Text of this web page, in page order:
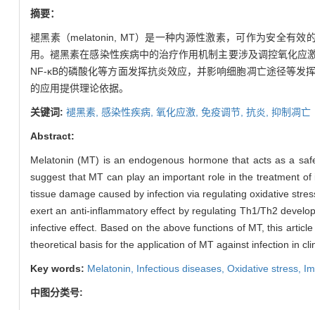
摘要：
褪黑素（melatonin, MT）是一种内源性激素，可作为安全有效
用。褪黑素在感染性疾病中的治疗作用机制主要涉及调控氧化
NF-κB的磷酸化等方面发挥抗炎效应，并影响细胞凋亡途径等
的应用提供理论依据。
关键词: 褪黑素, 感染性疾病, 氧化应激, 免疫调节, 抗炎, 抑制凋亡
Abstract:
Melatonin (MT) is an endogenous hormone that acts as a
suggest that MT can play an important role in the treatment
tissue damage caused by infection via regulating oxidative
exert an anti-inflammatory effect by regulating Th1/Th2
infective effect. Based on the above functions of MT, this
theoretical basis for the application of MT against infection in
Key words: Melatonin, Infectious diseases, Oxidative stress,
中图分类号: